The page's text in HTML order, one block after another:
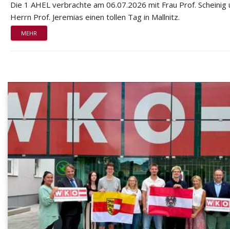
Die 1 AHEL verbrachte am 06.07.2026 mit Frau Prof. Scheinig
Herrn Prof. Jeremias einen tollen Tag in Mallnitz.
MEHR